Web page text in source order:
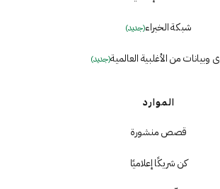
شبكة الخبراء(جديد)
وبيانات من الأغلبية العالمية(جديد)
الموارد
قصص منشورة
كن شريكًا إعلاميًا